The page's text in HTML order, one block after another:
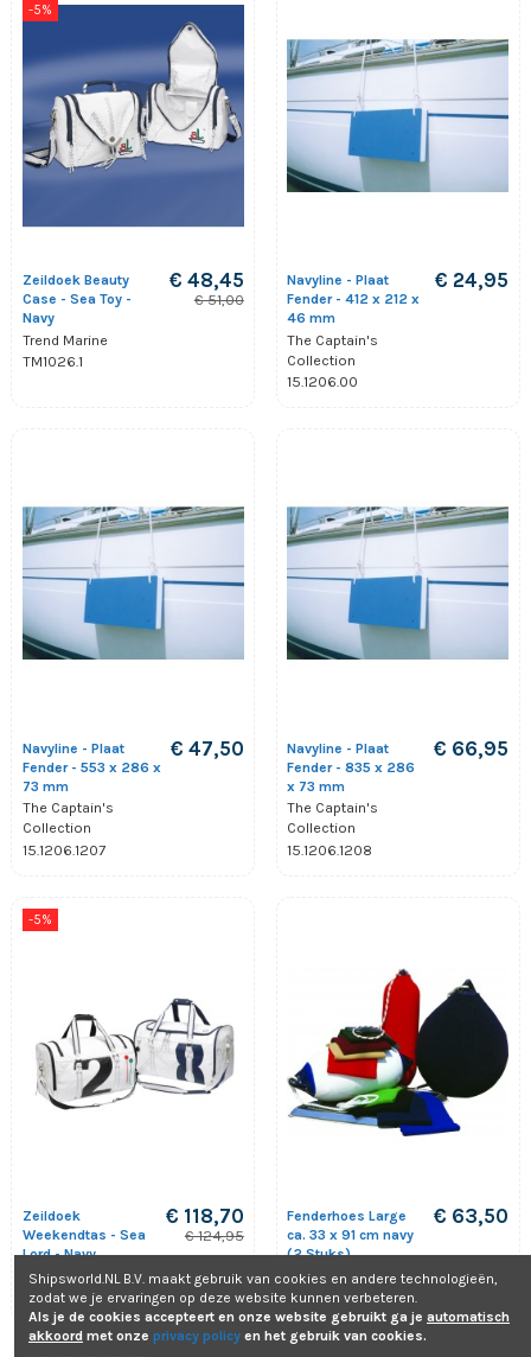
-5%
Zeildoek Beauty
Case - Sea Toy -
Navy
Trend Marine
TM1026.1
€ 48,45
€ 51,00
Navyline - Plaat
Fender - 412 x 212 x
46 mm
The Captain's
Collection
15.1206.00
€ 24,95
Navyline - Plaat
Fender - 553 x 286 x
73 mm
The Captain's
Collection
15.1206.1207
€ 47,50
Navyline - Plaat
Fender - 835 x 286
x 73 mm
The Captain's
Collection
15.1206.1208
€ 66,95
-5%
Zeildoek
Weekendtas - Sea
Lord - Navy
Trend Marine
TM1028.1
€ 118,70
€ 124,95
Fenderhoes Large
ca. 33 x 91 cm navy
(2 Stuks)
On-Deck
ODFFLN
€ 63,50
Shipsworld.NL B.V. maakt gebruik van cookies en andere technologieën,
zodat we je ervaringen op deze website kunnen verbeteren.
Als je de cookies accepteert en onze website gebruikt ga je automatisch
akkoord met onze privacy policy en het gebruik van cookies.